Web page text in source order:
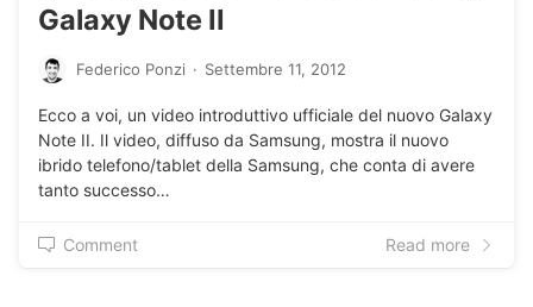
Galaxy Note II
Federico Ponzi · Settembre 11, 2012
Ecco a voi, un video introduttivo ufficiale del nuovo Galaxy
Note II. Il video, diffuso da Samsung, mostra il nuovo
ibrido telefono/tablet della Samsung, che conta di avere
tanto successo…
Comment Read more